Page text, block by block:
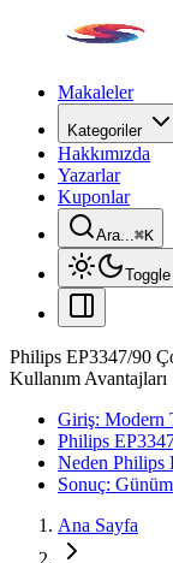
Makaleler
Kategoriler
Hakkımızda
Yazarlar
Kuponlar
Ara...⌘K
Philips EP3347/90
Kullanım Avantajları
Giriş: Modern
Philips
Neden Philips
Sonuç:
Ana Sayfa